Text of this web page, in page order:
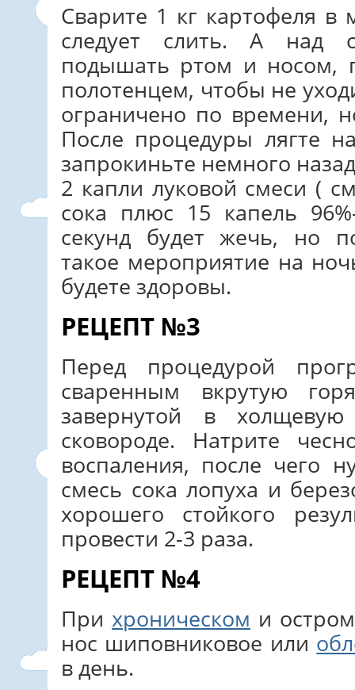
Сварите 1 кг картофеля в
следует слить. А над
подышать ртом и носом,
полотенцем, чтобы не
ограничено по времени,
После процедуры лягте
запрокиньте немного
2 капли луковой смеси (
сока плюс 15 капель
секунд будет жечь, но
такое мероприятие на
будете здоровы.
РЕЦЕПТ №3
Перед процедурой
сваренным вкрутую
завернутой в
сковороде. Натрите
воспаления, после чего
смесь сока лопуха и
хорошего стойкого
провести 2-3 раза.
РЕЦЕПТ №4
При хроническом и
нос шиповниковое или
в день.